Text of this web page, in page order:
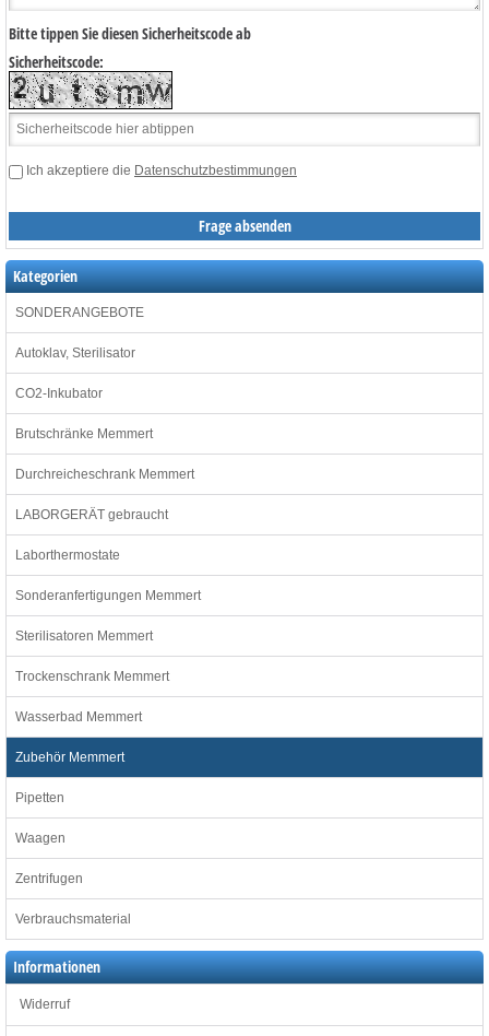
Bitte tippen Sie diesen Sicherheitscode ab
Sicherheitscode:
Ich akzeptiere die Datenschutzbestimmungen
Kategorien
SONDERANGEBOTE
Autoklav, Sterilisator
CO2-Inkubator
Brutschränke Memmert
Durchreicheschrank Memmert
LABORGERÄT gebraucht
Laborthermostate
Sonderanfertigungen Memmert
Sterilisatoren Memmert
Trockenschrank Memmert
Wasserbad Memmert
Zubehör Memmert
Pipetten
Waagen
Zentrifugen
Verbrauchsmaterial
Informationen
Widerruf